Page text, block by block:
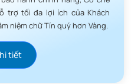
trợ tối đa lợi ích của Khách
niệm chữ Tín quý hơn Vàng.
tiết